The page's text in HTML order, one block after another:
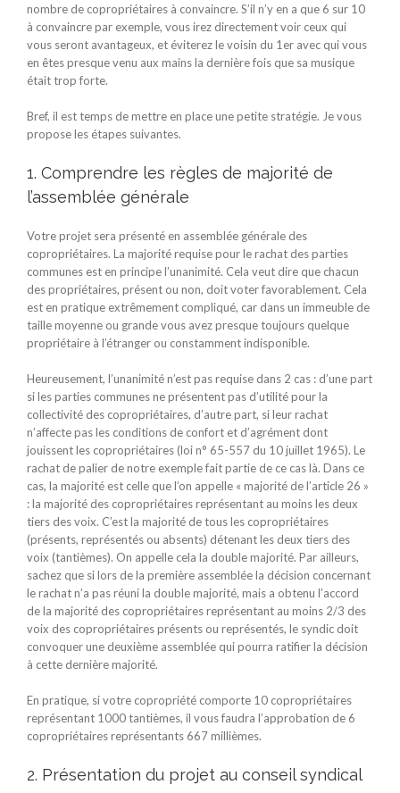
nombre de copropriétaires à convaincre. S’il n’y en a que 6 sur 10
à convaincre par exemple, vous irez directement voir ceux qui
vous seront avantageux, et éviterez le voisin du 1er avec qui vous
en êtes presque venu aux mains la dernière fois que sa musique
était trop forte.
Bref, il est temps de mettre en place une petite stratégie. Je vous
propose les étapes suivantes.
1. Comprendre les règles de majorité de
l’assemblée générale
Votre projet sera présenté en assemblée générale des
copropriétaires. La majorité requise pour le rachat des parties
communes est en principe l’unanimité. Cela veut dire que chacun
des propriétaires, présent ou non, doit voter favorablement. Cela
est en pratique extrêmement compliqué, car dans un immeuble de
taille moyenne ou grande vous avez presque toujours quelque
propriétaire à l’étranger ou constamment indisponible.
Heureusement, l’unanimité n’est pas requise dans 2 cas : d’une part
si les parties communes ne présentent pas d’utilité pour la
collectivité des copropriétaires, d’autre part, si leur rachat
n’affecte pas les conditions de confort et d’agrément dont
jouissent les copropriétaires (loi n° 65-557 du 10 juillet 1965). Le
rachat de palier de notre exemple fait partie de ce cas là. Dans ce
cas, la majorité est celle que l’on appelle « majorité de l’article 26 »
: la majorité des copropriétaires représentant au moins les deux
tiers des voix. C’est la majorité de tous les copropriétaires
(présents, représentés ou absents) détenant les deux tiers des
voix (tantièmes). On appelle cela la double majorité. Par ailleurs,
sachez que si lors de la première assemblée la décision concernant
le rachat n’a pas réuni la double majorité, mais a obtenu l’accord
de la majorité des copropriétaires représentant au moins 2/3 des
voix des copropriétaires présents ou représentés, le syndic doit
convoquer une deuxième assemblée qui pourra ratifier la décision
à cette dernière majorité.
En pratique, si votre copropriété comporte 10 copropriétaires
représentant 1000 tantièmes, il vous faudra l’approbation de 6
copropriétaires représentants 667 millièmes.
2. Présentation du projet au conseil syndical